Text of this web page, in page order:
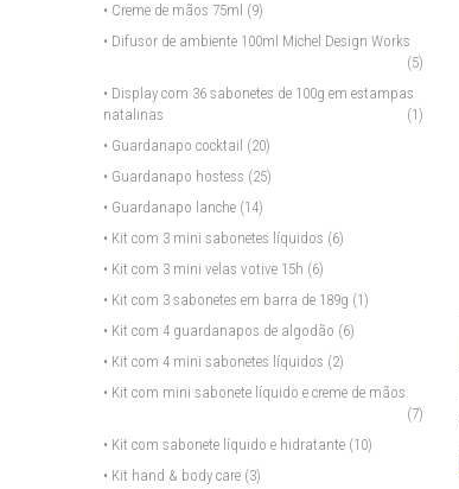
• Creme de mãos 75ml (9)
• Difusor de ambiente 100ml Michel Design Works
(5)
• Display com 36 sabonetes de 100g em estampas
natalinas
(1)
• Guardanapo cocktail (20)
• Guardanapo hostess (25)
• Guardanapo lanche (14)
• Kit com 3 mini sabonetes líquidos (6)
• Kit com 3 mini velas votive 15h (6)
• Kit com 3 sabonetes em barra de 189g (1)
• Kit com 4 guardanapos de algodão (6)
• Kit com 4 mini sabonetes líquidos (2)
• Kit com mini sabonete líquido e creme de mãos
(7)
• Kit com sabonete líquido e hidratante (10)
• Kit hand & body care (3)